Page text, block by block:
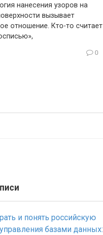
нанесения узоров на
вызывает
отношение. Кто-то считает
0
и понять российскую
базами данных: